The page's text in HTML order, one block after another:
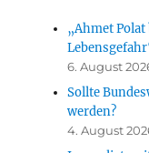
„Ahmet
6. August
Sollte
werden?
4. August